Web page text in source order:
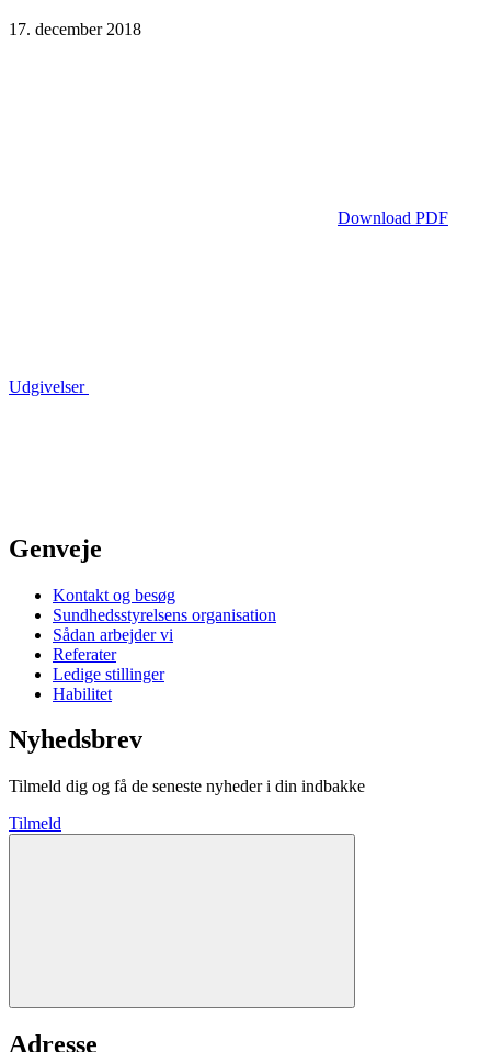
17. december 2018
Download PDF
Udgivelser
Genveje
Kontakt og besøg
Sundhedsstyrelsens organisation
Sådan arbejder vi
Referater
Ledige stillinger
Habilitet
Nyhedsbrev
Tilmeld dig og få de seneste nyheder i din indbakke
Tilmeld
Adresse